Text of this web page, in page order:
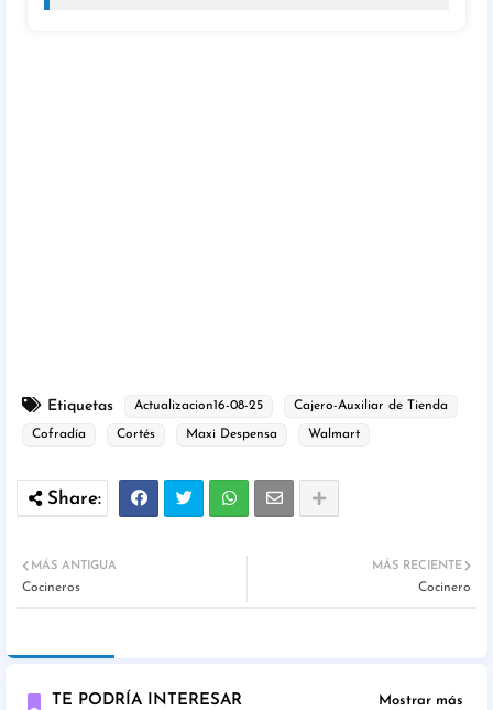
Etiquetas Actualizacion16-08-25 Cajero-Auxiliar de Tienda
Cofradía Cortés Maxi Despensa Walmart
MÁS RECIENTE
Cocinero
MÁS ANTIGUA
Cocineros
TE PODRÍA INTERESAR Mostrar más